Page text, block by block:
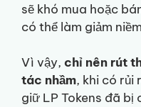
sẽ khó mua hoặc
có thể làm giảm
Vì vậy, chỉ nên rút
tác nhầm, khi có rủi
giữ LP Tokens đã bị